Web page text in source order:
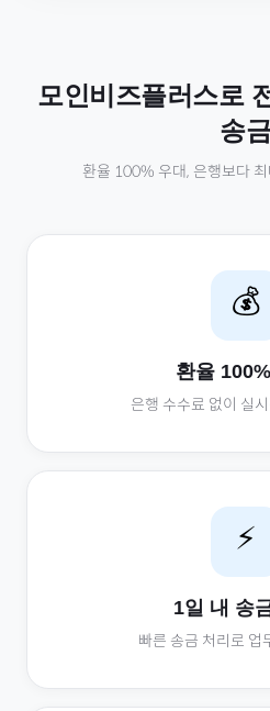
모인비즈플러스로
송
환율 100% 우대, 은행보다
💰
환율
은행 수수료 없이 실
⚡
1일 내 송
빠른 송금 처리로 업